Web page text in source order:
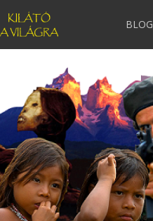
BLOG